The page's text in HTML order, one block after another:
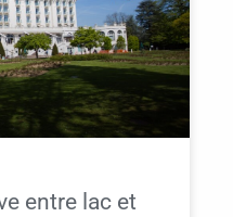
entre lac et